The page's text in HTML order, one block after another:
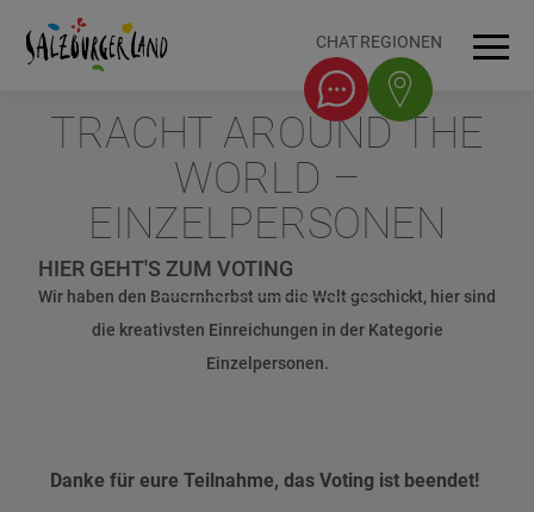
Zum InhaltAccesskey
[0]
Zur NavigationAccesskey
[1]
Zum Seitenanfang
Zum Fuß-BereichAccesskey
[3] CHAT REGIONEN
TRACHT AROUND THE
WORLD –
EINZELPERSONEN
HIER GEHT'S ZUM VOTING
Wir haben den Bauernherbst um die Welt geschickt, hier sind
die kreativsten Einreichungen in der Kategorie
Einzelpersonen.
Danke für eure Teilnahme, das Voting ist beendet!